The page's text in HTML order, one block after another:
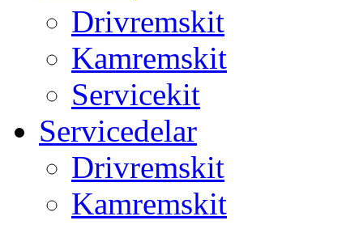
Drivremskit
Kamremskit
Servicekit
Servicedelar
Drivremskit
Kamremskit